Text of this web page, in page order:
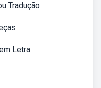
Tradução
Letra